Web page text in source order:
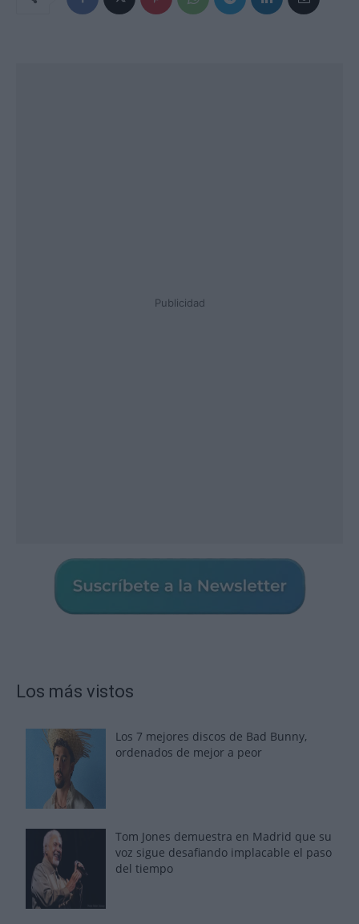
Publicidad
Los más vistos
Los 7 mejores discos de Bad Bunny,
ordenados de mejor a peor
Tom Jones demuestra en Madrid que su
voz sigue desafiando implacable el paso
del tiempo